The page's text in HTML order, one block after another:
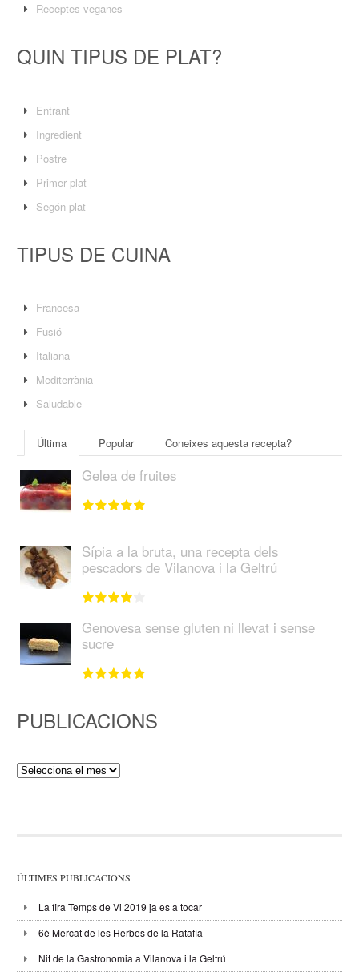
Receptes veganes
QUIN TIPUS DE PLAT?
Entrant
Ingredient
Postre
Primer plat
Segón plat
TIPUS DE CUINA
Francesa
Fusió
Italiana
Mediterrània
Saludable
Última Popular Coneixes aquesta recepta?
Gelea de fruites
Sípia a la bruta, una recepta dels
pescadors de Vilanova i la Geltrú
Genovesa sense gluten ni llevat i sense
sucre
PUBLICACIONS
Publicacions
ÚLTIMES PUBLICACIONS
La fira Temps de Vi 2019 ja es a tocar
6è Mercat de les Herbes de la Ratafia
Nit de la Gastronomia a Vilanova i la Geltrú